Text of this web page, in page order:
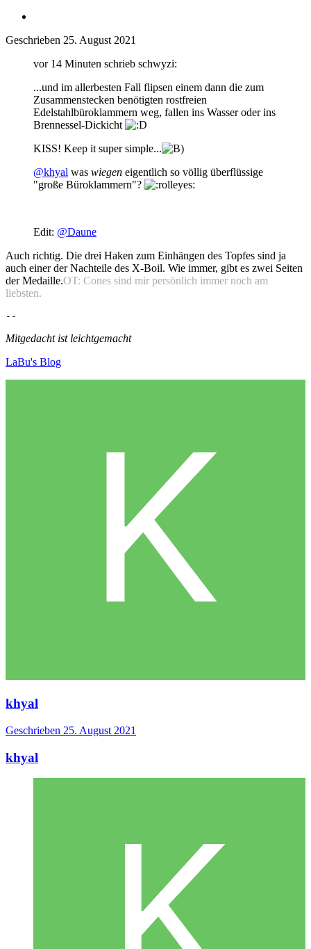
Geschrieben 25. August 2021
vor 14 Minuten schrieb schwyzi:
...und im allerbesten Fall flipsen einem dann die zum
Zusammenstecken benötigten rostfreien
Edelstahlbüroklammern weg, fallen ins Wasser oder ins
Brennessel-Dickicht
KISS! Keep it super simple...
@khyal was wiegen eigentlich so völlig überflüssige
"große Büroklammern"?
Edit: @Daune
Auch richtig. Die drei Haken zum Einhängen des Topfes sind ja
auch einer der Nachteile des X-Boil. Wie immer, gibt es zwei Seiten
der Medaille.OT: Cones sind mir persönlich immer noch am
liebsten.
--
Mitgedacht ist leichtgemacht
LaBu's Blog
khyal
Geschrieben 25. August 2021
khyal